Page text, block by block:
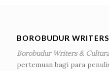
BOROBUDUR
Borobudur Writers &
pertemuan bagi para